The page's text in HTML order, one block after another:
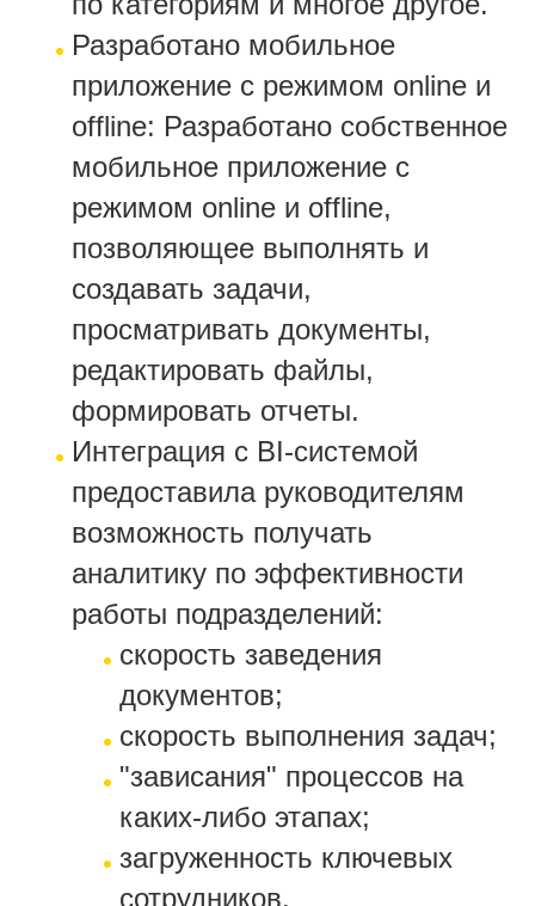
Разработано мобильное
приложение с режимом online и
offline: Разработано собственное
мобильное приложение с
режимом online и offline,
позволяющее выполнять и
создавать задачи,
просматривать документы,
редактировать файлы,
формировать отчеты.
Интеграция с BI-системой
предоставила руководителям
возможность получать
аналитику по эффективности
работы подразделений:
скорость заведения
документов;
скорость выполнения задач;
"зависания" процессов на
каких-либо этапах;
загруженность ключевых
сотрудников.